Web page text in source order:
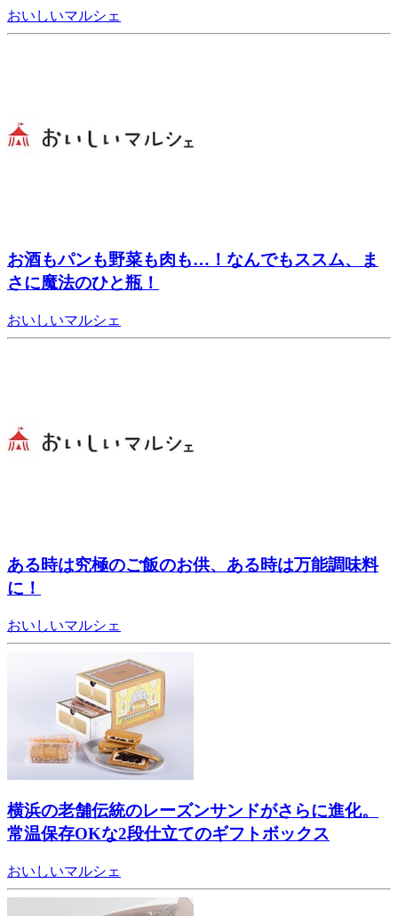
おいしいマルシェ
お酒もパンも野菜も肉も…！なんでもススム、ま
さに魔法のひと瓶！
おいしいマルシェ
ある時は究極のご飯のお供、ある時は万能調味料
に！
おいしいマルシェ
横浜の老舗伝統のレーズンサンドがさらに進化。
常温保存OKな2段仕立てのギフトボックス
おいしいマルシェ